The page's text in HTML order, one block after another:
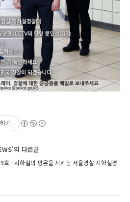
기
의 다른글
호 - 지하철의 평온을 지키는 서울경찰 지하철경